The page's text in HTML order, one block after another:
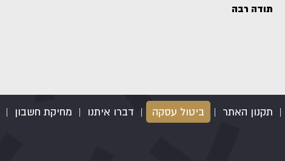
תודה רבה
| תקנון האתר | ביטול עסקה | דברו איתנו | מחיקת חשבון |